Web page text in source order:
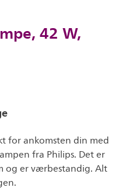
42 W,
for ankomsten din med
fra Philips. Det er
og er værbestandig. Alt